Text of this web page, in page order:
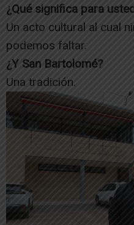
¿Qué significa para
Un acto cultural al cual
podemos faltar.
¿Y San Bartolomé?
Una tradición.